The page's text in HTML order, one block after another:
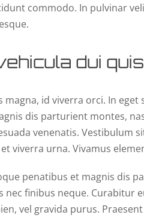
commodo. In pulvinar
dui
id viverra orci. In
dis parturient montes,
venenatis. Vestibulum
viverra urna. Vivamus
penatibus et magnis dis
nec finibus neque. Curabitur
vel gravida purus.